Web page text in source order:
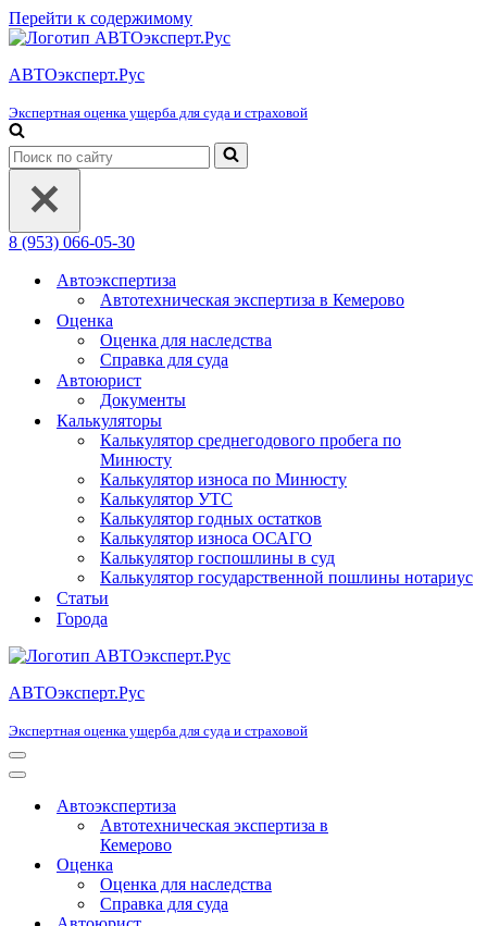
Перейти к содержимому
АВТОэксперт.Рус
Экспертная оценка ущерба для суда и страховой
Искать...
8 (953) 066-05-30
Автоэкспертиза
Автотехническая экспертиза в Кемерово
Оценка
Оценка для наследства
Справка для суда
Автоюрист
Документы
Калькуляторы
Калькулятор среднегодового пробега по
Минюсту
Калькулятор износа по Минюсту
Калькулятор УТС
Калькулятор годных остатков
Калькулятор износа ОСАГО
Калькулятор госпошлины в суд
Калькулятор государственной пошлины нотариус
Статьи
Города
АВТОэксперт.Рус
Экспертная оценка ущерба для суда и страховой
Меню
навигации
Меню
навигацииАвтоэкспертиза
Автотехническая экспертиза в
Кемерово
Оценка
Оценка для наследства
Справка для суда